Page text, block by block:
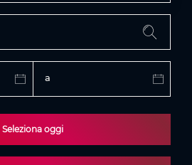
a
Seleziona oggi